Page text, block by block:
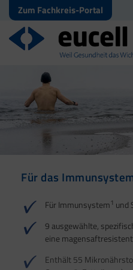
Zum Fachkreis-Portal
Für das
Für Immunsystem1 und
9 ausgewählte,
eine
Enthält 55
Für Haut, Haare und
Für Ihre natürliche